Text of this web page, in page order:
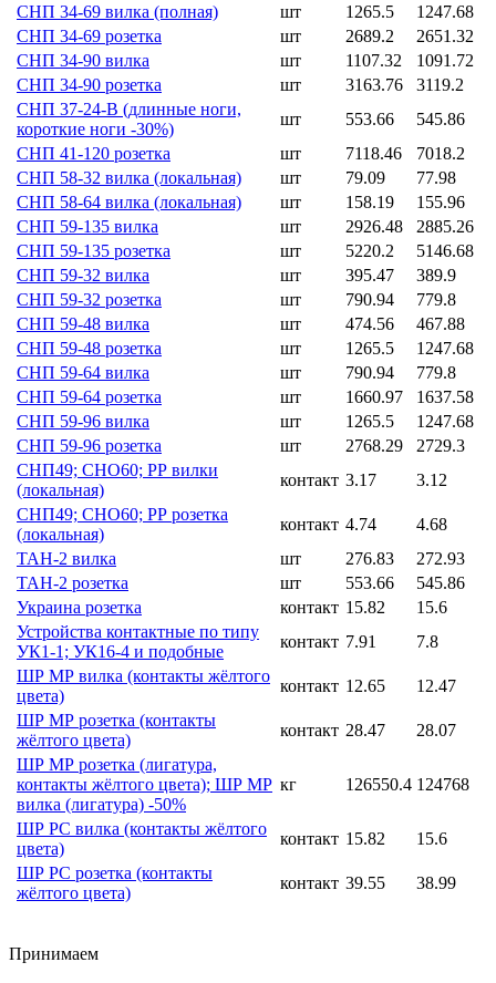
СНП 34-69 вилка (полная)
шт 1265.5
1247.68
СНП 34-69 розетка
шт 2689.2
2651.32
СНП 34-90 вилка
шт 1107.32
1091.72
СНП 34-90 розетка
шт 3163.76
3119.2
СНП 37-24-В (длинные ноги,
короткие ноги -30%)
шт 553.66
545.86
СНП 41-120 розетка
шт 7118.46
7018.2
СНП 58-32 вилка (локальная)
шт 79.09
77.98
СНП 58-64 вилка (локальная)
шт 158.19
155.96
СНП 59-135 вилка
шт 2926.48
2885.26
СНП 59-135 розетка
шт 5220.2
5146.68
СНП 59-32 вилка
шт 395.47
389.9
СНП 59-32 розетка
шт 790.94
779.8
СНП 59-48 вилка
шт 474.56
467.88
СНП 59-48 розетка
шт 1265.5
1247.68
СНП 59-64 вилка
шт 790.94
779.8
СНП 59-64 розетка
шт 1660.97
1637.58
СНП 59-96 вилка
шт 1265.5
1247.68
СНП 59-96 розетка
шт 2768.29
2729.3
СНП49; СНО60; РР вилки
(локальная)
контакт 3.17
3.12
СНП49; СНО60; РР розетка
(локальная)
контакт 4.74
4.68
ТАН-2 вилка
шт 276.83
272.93
ТАН-2 розетка
шт 553.66
545.86
Украина розетка
контакт 15.82
15.6
Устройства контактные по типу
УК1-1; УК16-4 и подобные
контакт 7.91
7.8
ШР МР вилка (контакты жёлтого
цвета)
контакт 12.65
12.47
ШР МР розетка (контакты
жёлтого цвета)
контакт 28.47
28.07
ШР МР розетка (лигатура,
контакты жёлтого цвета); ШР МР
вилка (лигатура) -50%
кг 126550.4 124768
ШР РС вилка (контакты жёлтого
цвета)
контакт 15.82
15.6
ШР РС розетка (контакты
жёлтого цвета)
контакт 39.55 38.99
Принимаем